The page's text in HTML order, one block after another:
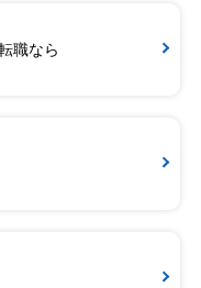
職なら